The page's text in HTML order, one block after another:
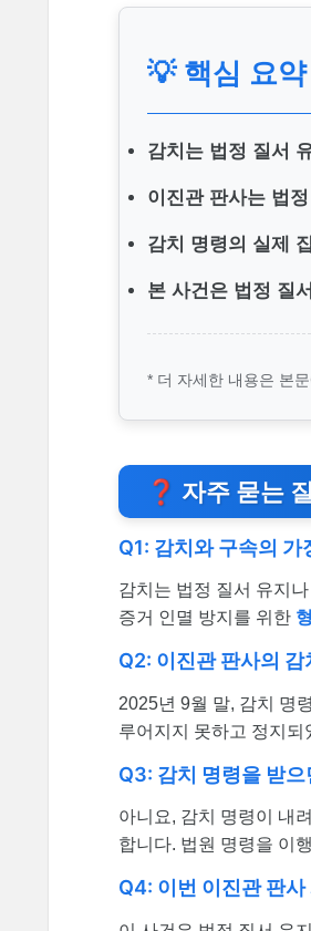
💡 핵심 요약
감치는 법정 질서
이진관 판사는 법
감치 명령의 실제
본 사건은 법정 질
* 더 자세한 내용은 본
❓ 자주 묻는
Q1: 감치와 구속의
감치는 법정 질서 유지
증거 인멸 방지를 위한
Q2: 이진관 판사의
2025년 9월 말, 감치 명
루어지지 못하고 정지
Q3: 감치 명령을 받
아니요, 감치 명령이 내
합니다. 법원 명령을 이
Q4: 이번 이진관 판